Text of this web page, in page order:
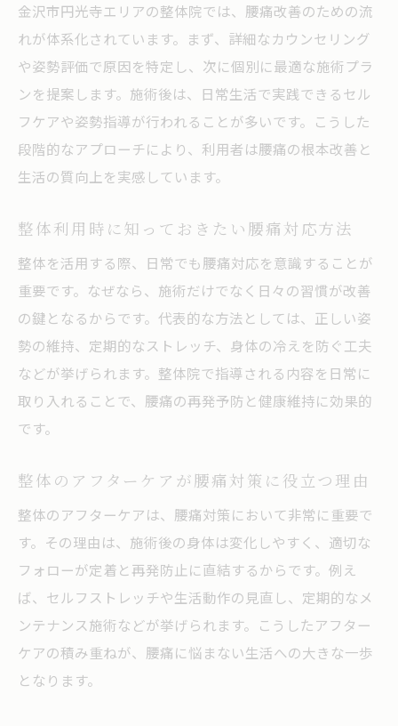
金沢市円光寺エリアの整体院では、腰痛改善のための流
れが体系化されています。まず、詳細なカウンセリング
や姿勢評価で原因を特定し、次に個別に最適な施術プラ
ンを提案します。施術後は、日常生活で実践できるセル
フケアや姿勢指導が行われることが多いです。こうした
段階的なアプローチにより、利用者は腰痛の根本改善と
生活の質向上を実感しています。
整体利用時に知っておきたい腰痛対応方法
整体を活用する際、日常でも腰痛対応を意識することが
重要です。なぜなら、施術だけでなく日々の習慣が改善
の鍵となるからです。代表的な方法としては、正しい姿
勢の維持、定期的なストレッチ、身体の冷えを防ぐ工夫
などが挙げられます。整体院で指導される内容を日常に
取り入れることで、腰痛の再発予防と健康維持に効果的
です。
整体のアフターケアが腰痛対策に役立つ理由
整体のアフターケアは、腰痛対策において非常に重要で
す。その理由は、施術後の身体は変化しやすく、適切な
フォローが定着と再発防止に直結するからです。例え
ば、セルフストレッチや生活動作の見直し、定期的なメ
ンテナンス施術などが挙げられます。こうしたアフター
ケアの積み重ねが、腰痛に悩まない生活への大きな一歩
となります。